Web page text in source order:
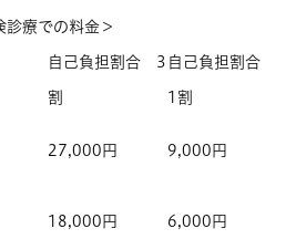
診療での料金＞
自己負担割合 3
割
自己負担割合
1割
27,000円 9,000円
18,000円 6,000円